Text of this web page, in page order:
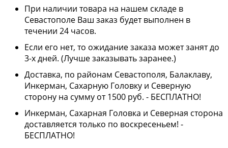
При наличии товара на нашем складе в
Севастополе Ваш заказ будет выполнен в
течении 24 часов.
Если его нет, то ожидание заказа может занят до
3-х дней. (Лучше заказывать заранее.)
Доставка, по районам Севастополя, Балаклаву,
Инкерман, Сахарную Головку и Северную
сторону на сумму от 1500 руб. - БЕСПЛАТНО!
Инкерман, Сахарная Головка и Северная сторона
доставляется только по воскресеньем! -
БЕСПЛАТНО!